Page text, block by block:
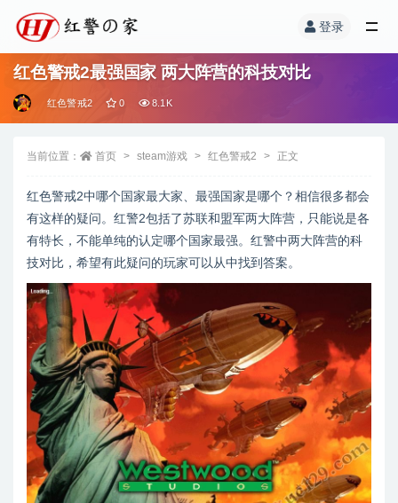
登录
红色警戒2最强国家 两大阵营的科技对比
红色警戒2 0 8.1K
当前位置： 首页 steam游戏 红色警戒2 正文
红色警戒2中哪个国家最大家、最强国家是哪个？相信很多都会
有这样的疑问。红警2包括了苏联和盟军两大阵营，只能说是各
有特长，不能单纯的认定哪个国家最强。红警中两大阵营的科
技对比，希望有此疑问的玩家可以从中找到答案。